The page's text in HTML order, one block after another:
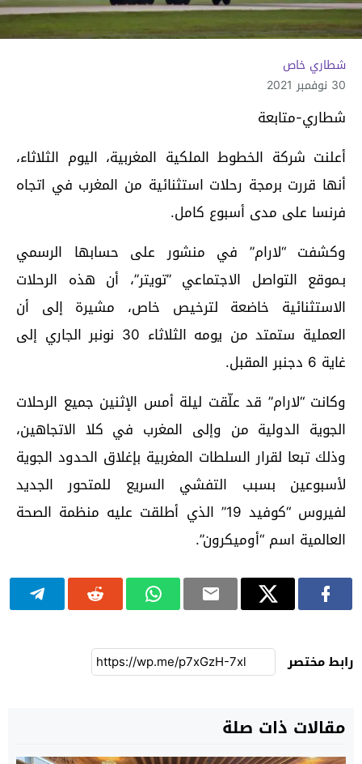
شطاري خاص
30 نوفمبر 2021
شطاري-متابعة
أعلنت شركة الخطوط الملكية المغربية، اليوم الثلاثاء،
أنها قررت برمجة رحلات استثنائية من المغرب في اتجاه
فرنسا على مدى أسبوع كامل.
وكشفت “لارام” في منشور على حسابها الرسمي
بـموقع التواصل الاجتماعي ”تويتر”، أن هذه الرحلات
الاستثنائية خاضعة لترخيص خاص، مشيرة إلى أن
العملية ستمتد من يومه الثلاثاء 30 نونبر الجاري إلى
غاية 6 دجنبر المقبل.
وكانت “لارام” قد علّقت ليلة أمس الإثنين جميع الرحلات
الجوية الدولية من وإلى المغرب في كلا الاتجاهين،
وذلك تبعا لقرار السلطات المغربية بإغلاق الحدود الجوية
لأسبوعين بسبب التفشي السريع للمتحور الجديد
لفيروس “كوفيد 19” الذي أطلقت عليه منظمة الصحة
العالمية اسم “أوميكرون”.
رابط مختصر
مقالات ذات صلة